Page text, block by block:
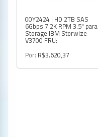
00Y2424 | HD 2TB SAS
6Gbps 7.2K RPM 3.5" para
Storage IBM Storwize
V3700 FRU:
Por: R$3.620,37